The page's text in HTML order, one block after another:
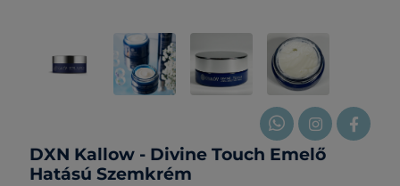
DXN Kallow - Divine Touch Emelő
Hatású Szemkrém